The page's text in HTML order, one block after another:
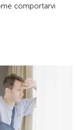
comportarvi